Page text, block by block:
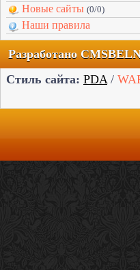
Новые сайты (0/0)
Наши правила
Разработано
Стиль сайта: PDA/